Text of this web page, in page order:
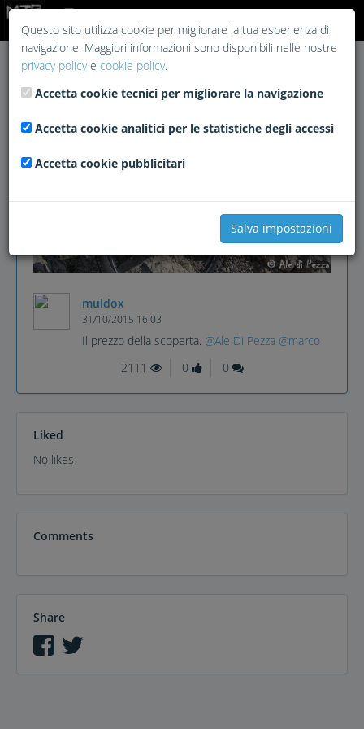
muldox
31/10/2015 16:03
Il prezzo della scoperta. @Ale Di Pezza @marco
2111
0 0
Liked
No likes
Comments
Share
Questo sito utilizza cookie per migliorare la tua esperienza di
navigazione. Maggiori informazioni sono disponibili nelle nostre
privacy policye cookie policy.
Accetta cookie tecnici per migliorare la navigazione
Accetta cookie analitici per le statistiche degli accessi
Accetta cookie pubblicitari
Salva impostazioni